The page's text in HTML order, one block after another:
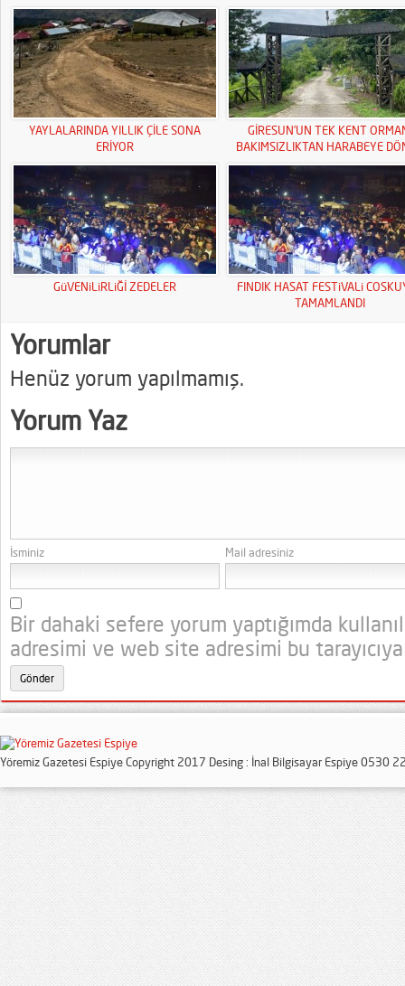
YAYLALARINDA YILLIK ÇİLE SONA
ERİYOR
GİRESUN’UN TEK KENT
BAKIMSIZLIKTAN HARABEYE
GüVENiLiRLiĞİ ZEDELER
FINDIK HASAT FESTiVALi
TAMAMLANDI
Yorumlar
Henüz yorum yapılmamış.
Yorum Yaz
İsminiz Mail adresiniz
Bir dahaki sefere yorum yaptığımda
adresimi ve web site adresimi bu
Yöremiz Gazetesi Espiye Copyright 2017 Desing : İnal Bilgisayar Espiye 0530